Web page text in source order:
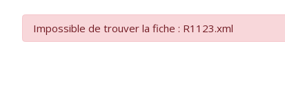
GEMME
Impossible de trouver la fiche : R1123.xml